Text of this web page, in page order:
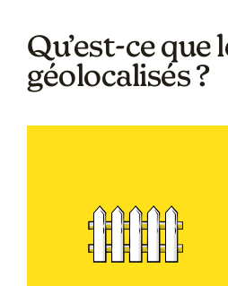
Qu’est-ce que
géolocalisés ?